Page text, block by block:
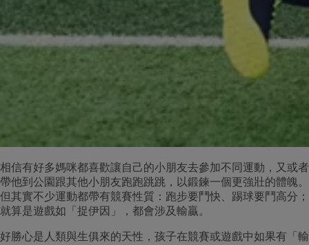
相信有好多媽咪都喜歡讓自己的小朋友去參加不同運動，又或者
帶他到公園跟其他小朋友跑跑跳跳，以鍛鍊一個更強壯的體魄。
但其實不少運動都帶有競賽性質：跑步要鬥快、踢球要鬥高分；
就算是遊戲如「捉伊因」，都會涉及輸贏。
好勝心是人類與生俱來的天性，孩子在競賽或遊戲中如果有「輸